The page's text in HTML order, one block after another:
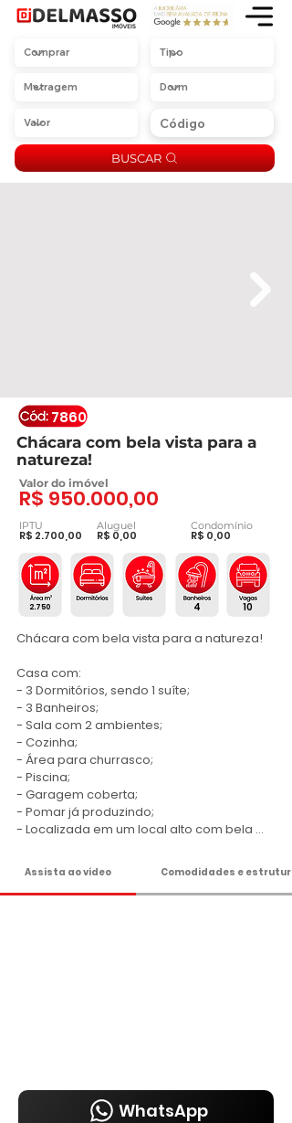
BUSCAR
7860
Chácara com bela vista para a
natureza!
Valor do imóvel
R$ 950.000,00
IPTU
R$ 2.700,00
Aluguel
R$ 0,00
Condomínio
R$ 0,00
4 10
2.750
Chácara com bela vista para a natureza!
Casa com:
- 3 Dormitórios, sendo 1 suíte;
- 3 Banheiros;
- Sala com 2 ambientes;
- Cozinha;
- Área para churrasco;
- Piscina;
- Garagem coberta;
- Pomar já produzindo;
- Localizada em um local alto com bela
- Terreno com 2.750 m²;
- Água Sabesp e poço caipira;
- Fácil acesso;
Assista ao vídeo Comodidades e estrutura
WhatsApp